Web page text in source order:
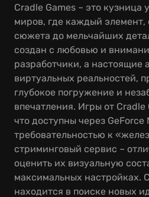
Cradle Games – это кузница
миров, где каждый элемент,
сюжета до мельчайших
создан с любовью и
разработчики, а настоящие
виртуальных реальностей,
глубокое погружение и
впечатления. Игры от Cradle
что доступны через GeForce
требовательностью к
стриминговый сервис –
оценить их визуальную
максимальных настройках.
находится в поиске новых